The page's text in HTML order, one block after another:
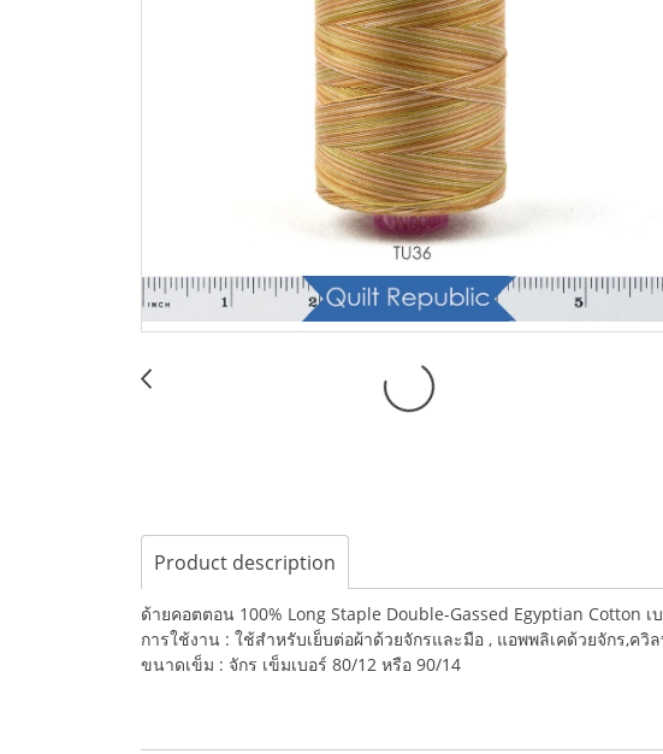
Product description
ด้ายคอตตอน 100% Long Staple Double-Gassed Egyptian Cotton
การใช้งาน : ใช้สำหรับเย็บต่อผ้าด้วยจักรและมือ , แอพพลิเคด้วยจักร,ค
ขนาดเข็ม : จักร เข็มเบอร์ 80/12 หรือ 90/14